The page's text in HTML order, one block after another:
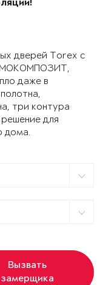
дверей Torex с
даже в
три контура
для
дома.
Вызвать
замерщика